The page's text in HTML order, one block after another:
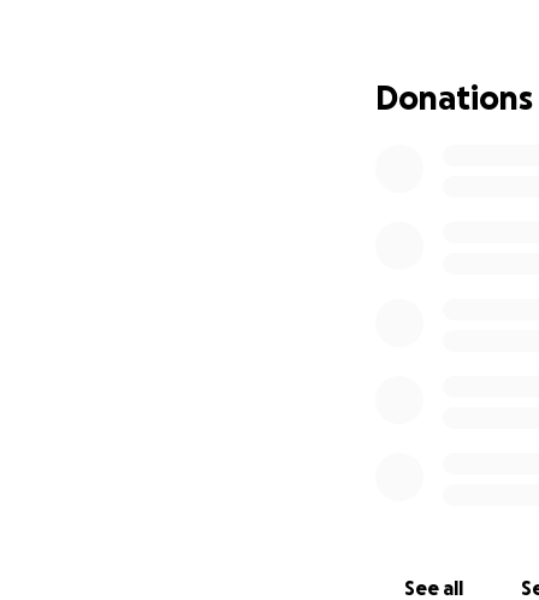
e ragazzi hanno
La Mosop
Donations
See all